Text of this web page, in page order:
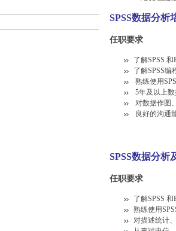
SPSS数据分析
任职要求
了解SPSS 和
了解SPSS编
熟练使用
5年及以上
对数据作图
良好的沟通
SPSS数据分析
任职要求
了解SPSS
熟练使用
对描述统计